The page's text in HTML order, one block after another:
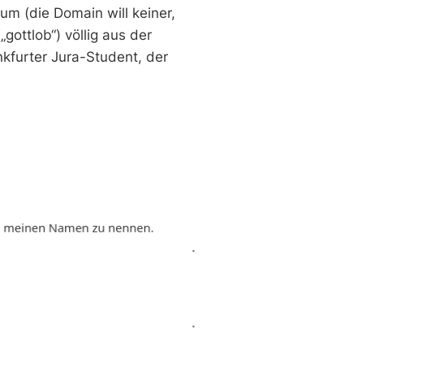
(die Domain will keiner,
völlig aus der
Jura-Student, der